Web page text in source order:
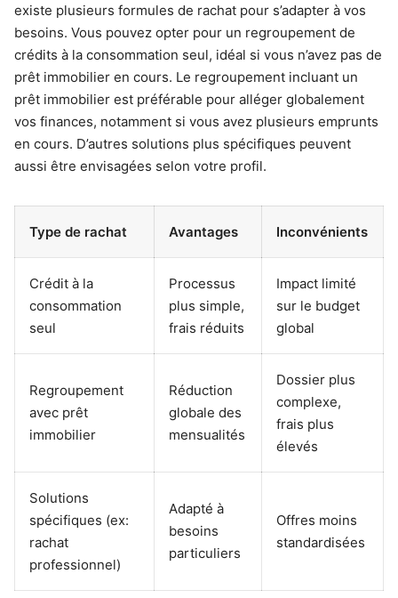
existe plusieurs formules de rachat pour s’adapter à vos
besoins. Vous pouvez opter pour un regroupement de
crédits à la consommation seul, idéal si vous n’avez pas de
prêt immobilier en cours. Le regroupement incluant un
prêt immobilier est préférable pour alléger globalement
vos finances, notamment si vous avez plusieurs emprunts
en cours. D’autres solutions plus spécifiques peuvent
aussi être envisagées selon votre profil.
Type de rachat Avantages Inconvénients
Crédit à la
consommation
seul
Processus
plus simple,
frais réduits
Impact limité
sur le budget
global
Regroupement
avec prêt
immobilier
Réduction
globale des
mensualités
Dossier plus
complexe,
frais plus
élevés
Solutions
spécifiques (ex:
rachat
professionnel)
Adapté à
besoins
particuliers
Offres moins
standardisées